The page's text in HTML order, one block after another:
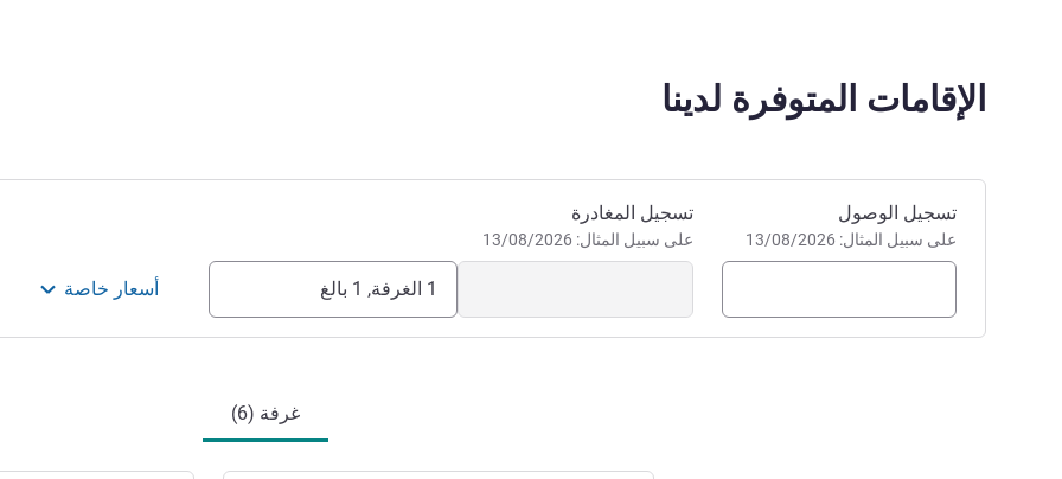
الإقامات المتوفرة لدينا
احجز في هذا الفندق
تسجيل الوصول
على سبيل المثال: 13/08/2026
تسجيل المغادرة
على سبيل المثال: 13/08/2026
1 الغرفة, 1 بالغ أسعار خاصة
غرفة (6)